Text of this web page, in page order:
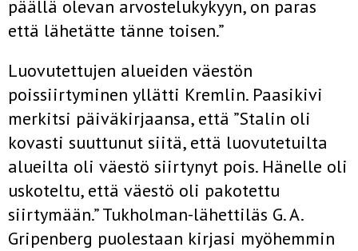
päällä olevan arvostelukykyyn, on paras
että lähetätte tänne toisen.”
Luovutettujen alueiden väestön
poissiirtyminen yllätti Kremlin. Paasikivi
merkitsi päiväkirjaansa, että ”Stalin oli
kovasti suuttunut siitä, että luovutetuilta
alueilta oli väestö siirtynyt pois. Hänelle oli
uskoteltu, että väestö oli pakotettu
siirtymään.” Tukholman-lähettiläs G. A.
Gripenberg puolestaan kirjasi myöhemmin